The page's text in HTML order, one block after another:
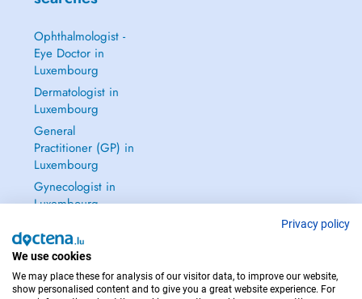
Ophthalmologist -
Eye Doctor in
Luxembourg
Dermatologist in
Luxembourg
General
Practitioner (GP) in
Luxembourg
Gynecologist in
Luxembourg
Privacy policy
We use cookies
We may place these for analysis of our visitor data, to improve our website,
show personalised content and to give you a great website experience. For